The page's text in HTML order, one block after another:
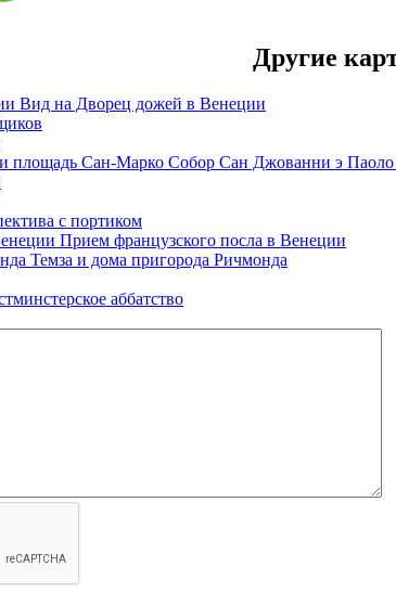
Другие
Вид на Дворец дожей в Венеции
Собор Сан Джованни э
с портиком
Прием французского посла в Венеции
Темза и дома пригорода Ричмонда
аббатство